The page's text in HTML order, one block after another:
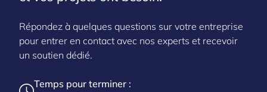
Répondez à quelques questions sur votre entreprise
pour entrer en contact avec nos experts et recevoir
un soutien dédié.
Temps pour terminer :